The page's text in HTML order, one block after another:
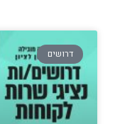
דרושים